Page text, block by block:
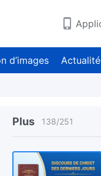
d’images
Plus 138/251